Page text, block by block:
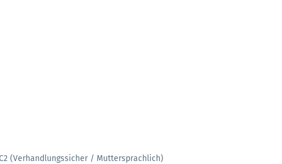
(Verhandlungssicher / Muttersprachlich)